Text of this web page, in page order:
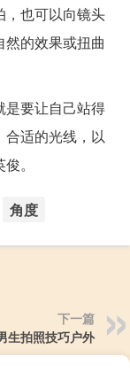
，也可以向镜头
的效果或扭曲
是要让自己站得
合适的光线，以
。
角度
下一篇
生拍照技巧户外